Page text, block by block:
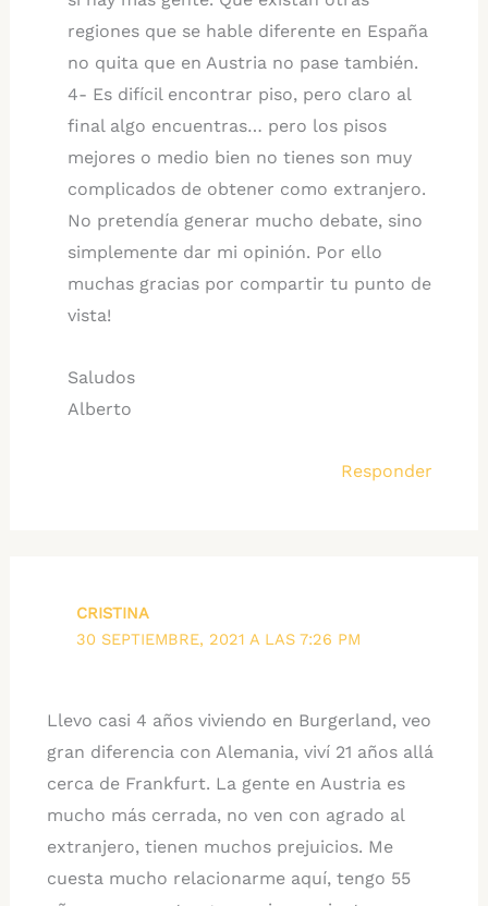
regiones que se hable diferente en España
no quita que en Austria no pase también.
4- Es difícil encontrar piso, pero claro al
final algo encuentras… pero los pisos
mejores o medio bien no tienes son muy
complicados de obtener como extranjero.
No pretendía generar mucho debate, sino
simplemente dar mi opinión. Por ello
muchas gracias por compartir tu punto de
vista!
Saludos
Alberto
Responder
CRISTINA
30 SEPTIEMBRE, 2021 A LAS 7:26 PM
Llevo casi 4 años viviendo en Burgerland, veo
gran diferencia con Alemania, viví 21 años allá
cerca de Frankfurt. La gente en Austria es
mucho más cerrada, no ven con agrado al
extranjero, tienen muchos prejuicios. Me
cuesta mucho relacionarme aquí, tengo 55